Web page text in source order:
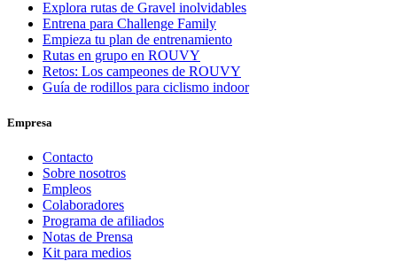
Explora rutas de Gravel inolvidables
Entrena para Challenge Family
Empieza tu plan de entrenamiento
Rutas en grupo en ROUVY
Retos: Los campeones de ROUVY
Guía de rodillos para ciclismo indoor
Empresa
Contacto
Sobre nosotros
Empleos
Colaboradores
Programa de afiliados
Notas de Prensa
Kit para medios